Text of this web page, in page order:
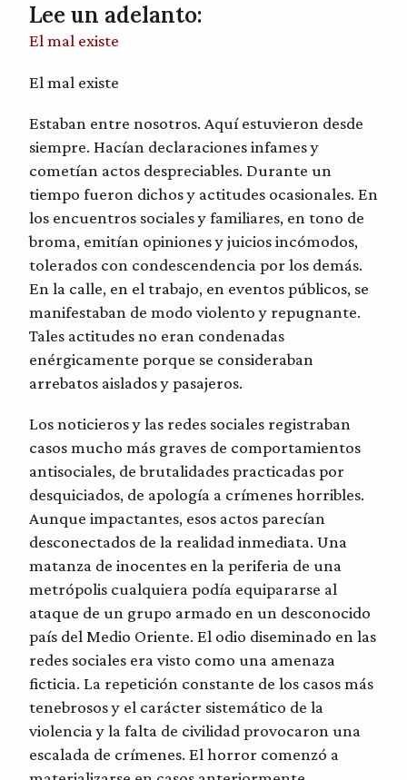
Lee un adelanto:
El mal existe
El mal existe
Estaban entre nosotros. Aquí estuvieron desde
siempre. Hacían declaraciones infames y
cometían actos despreciables. Durante un
tiempo fueron dichos y actitudes ocasionales. En
los encuentros sociales y familiares, en tono de
broma, emitían opiniones y juicios incómodos,
tolerados con condescendencia por los demás.
En la calle, en el trabajo, en eventos públicos, se
manifestaban de modo violento y repugnante.
Tales actitudes no eran condenadas
enérgicamente porque se consideraban
arrebatos aislados y pasajeros.
Los noticieros y las redes sociales registraban
casos mucho más graves de comportamientos
antisociales, de brutalidades practicadas por
desquiciados, de apología a crímenes horribles.
Aunque impactantes, esos actos parecían
desconectados de la realidad inmediata. Una
matanza de inocentes en la periferia de una
metrópolis cualquiera podía equipararse al
ataque de un grupo armado en un desconocido
país del Medio Oriente. El odio diseminado en las
redes sociales era visto como una amenaza
ficticia. La repetición constante de los casos más
tenebrosos y el carácter sistemático de la
violencia y la falta de civilidad provocaron una
escalada de crímenes. El horror comenzó a